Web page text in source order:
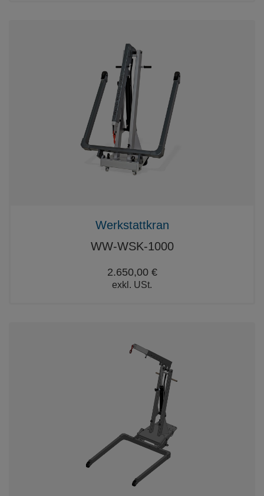
Werkstattkran
WW-WSK-1000
2.650,00 €
exkl. USt.